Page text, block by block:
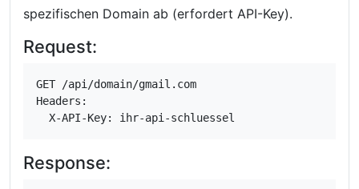
spezifischen Domain ab (erfordert API-Key).
Request:
GET /api/domain/gmail.com
Headers:
  X-API-Key: ihr-api-schluessel
Response: